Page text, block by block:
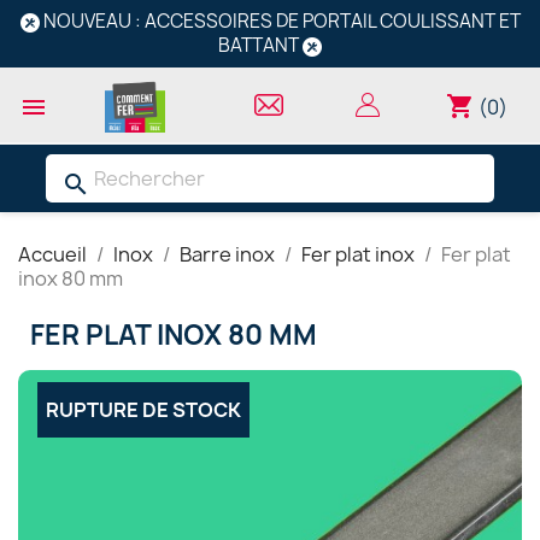
NOUVEAU : ACCESSOIRES DE PORTAIL COULISSANT ET
BATTANT
 shopping_cart (0)
search
Accueil Inox Barre inox Fer plat inox
Fer plat
inox 80 mm
FER PLAT INOX 80 MM
RUPTURE DE STOCK